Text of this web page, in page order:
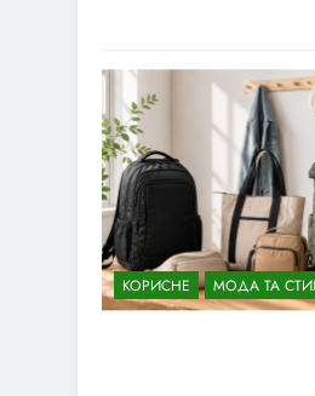
КОРИСНЕ МОДА ТА